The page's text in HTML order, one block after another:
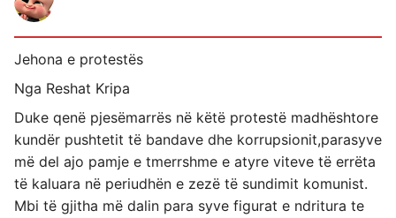
Jehona e protestës
Nga Reshat Kripa
Duke qenë pjesëmarrës në këtë protestë madhështore
kundër pushtetit të bandave dhe korrupsionit,parasyve
më del ajo pamje e tmerrshme e atyre viteve të errëta
të kaluara në periudhën e zezë të sundimit komunist.
Mbi të gjitha më dalin para syve figurat e ndritura te